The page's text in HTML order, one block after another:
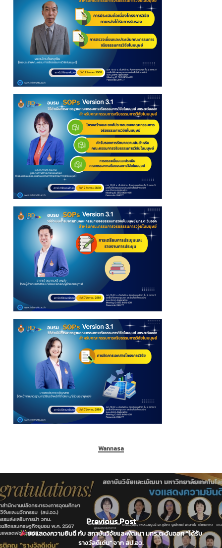
Wannasa
Previous Post
ขอแสดงความยินดี กับ สถาบันวิจัยและพัฒนา มทร.ตะวันออก "ได้รับ
รางวัลดีเด่น" จาก สป.อว.